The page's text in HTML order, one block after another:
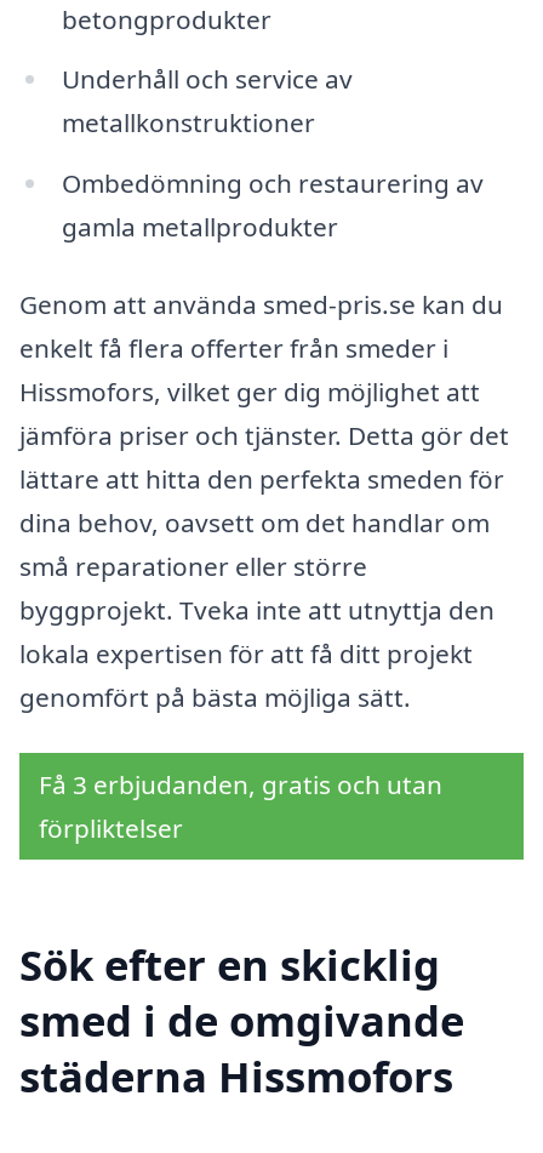
betongprodukter
Underhåll och service av
metallkonstruktioner
Ombedömning och restaurering av
gamla metallprodukter
Genom att använda smed-pris.se kan du
enkelt få flera offerter från smeder i
Hissmofors, vilket ger dig möjlighet att
jämföra priser och tjänster. Detta gör det
lättare att hitta den perfekta smeden för
dina behov, oavsett om det handlar om
små reparationer eller större
byggprojekt. Tveka inte att utnyttja den
lokala expertisen för att få ditt projekt
genomfört på bästa möjliga sätt.
Få 3 erbjudanden, gratis och utan
förpliktelser
Sök efter en skicklig
smed i de omgivande
städerna Hissmofors